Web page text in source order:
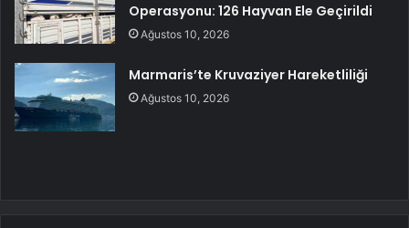
Operasyonu: 126 Hayvan Ele Geçirildi
Ağustos 10, 2026
Marmaris’te Kruvaziyer Hareketliliği
Ağustos 10, 2026